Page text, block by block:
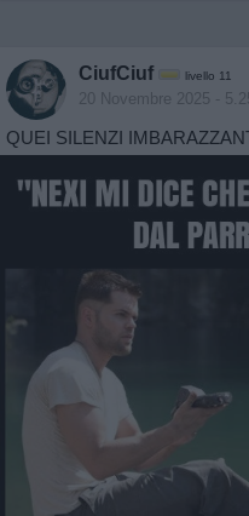
CiufCiuf livello 11
20 Novembre 2025 -
QUEI SILENZI